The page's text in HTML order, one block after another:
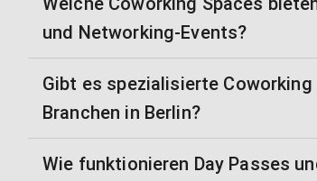
und Networking-Events?
Gibt es spezialisierte
Branchen in Berlin?
Wie funktionieren Day Passes